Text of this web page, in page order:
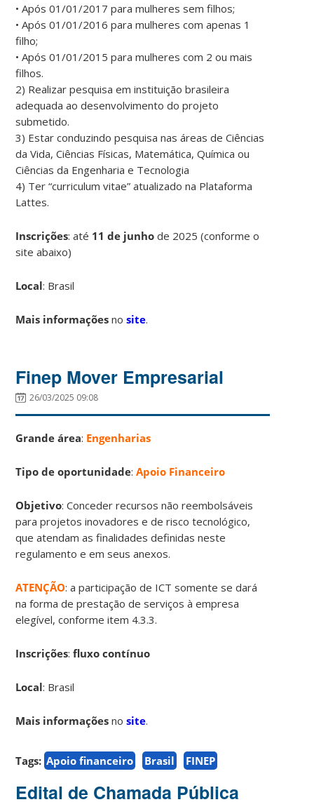
• Após 01/01/2017 para mulheres sem filhos;
• Após 01/01/2016 para mulheres com apenas 1
filho;
• Após 01/01/2015 para mulheres com 2 ou mais
filhos.
2) Realizar pesquisa em instituição brasileira
adequada ao desenvolvimento do projeto
submetido.
3) Estar conduzindo pesquisa nas áreas de Ciências
da Vida, Ciências Físicas, Matemática, Química ou
Ciências da Engenharia e Tecnologia
4) Ter “curriculum vitae” atualizado na Plataforma
Lattes.
Inscrições: até 11 de junhode 2025 (conforme o
site abaixo)
Local: Brasil
Mais informações nosite.
Finep Mover Empresarial
26/03/2025 09:08
Grande área: Engenharias
Tipo de oportunidade:Apoio Financeiro
Objetivo: Conceder recursos não reembolsáveis
para projetos inovadores e de risco tecnológico,
que atendam as finalidades definidas neste
regulamento e em seus anexos.
ATENÇÃO: a participação de ICT somente se dará
na forma de prestação de serviços à empresa
elegível, conforme item 4.3.3.
Inscrições: fluxo contínuo
Local: Brasil
Mais informações nosite.
Tags: Apoio financeiro Brasil FINEP
Edital de Chamada Pública